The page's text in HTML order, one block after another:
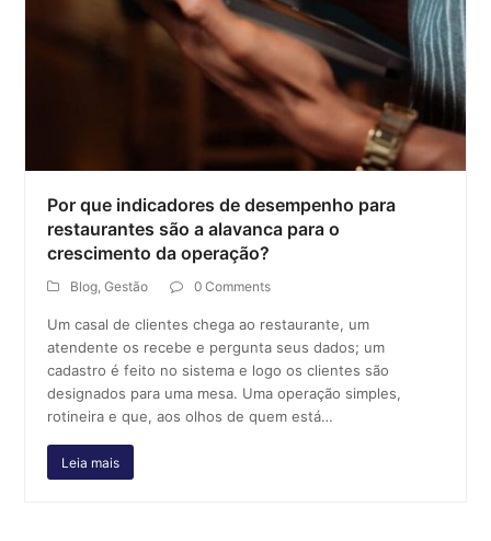
Por que indicadores de desempenho para
restaurantes são a alavanca para o
crescimento da operação?
Blog,Gestão 0 Comments
Um casal de clientes chega ao restaurante, um
atendente os recebe e pergunta seus dados; um
cadastro é feito no sistema e logo os clientes são
designados para uma mesa. Uma operação simples,
rotineira e que, aos olhos de quem está…
Leia mais